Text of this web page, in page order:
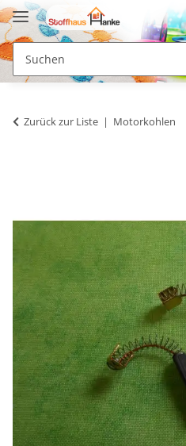
Zurück zur Liste Motorkohlen